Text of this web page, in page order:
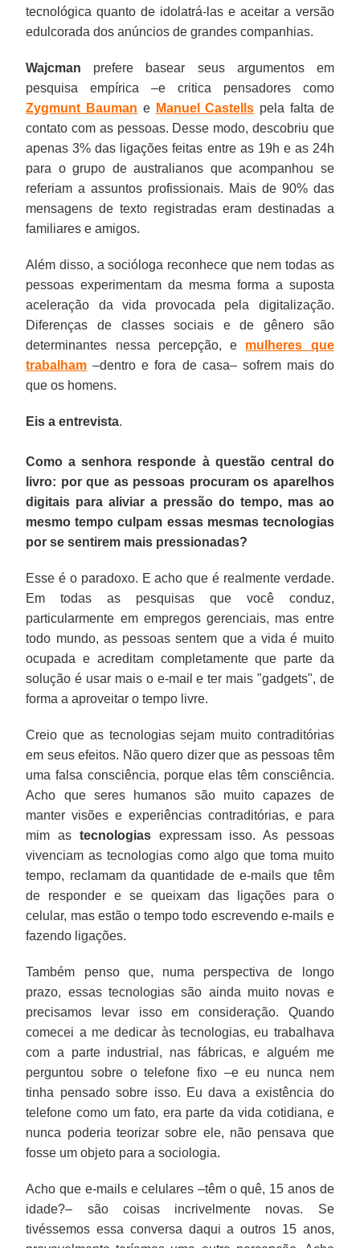
tecnológica quanto de idolatrá-las e aceitar a versão
edulcorada dos anúncios de grandes companhias.
Wajcman prefere basear seus argumentos em
pesquisa empírica –e critica pensadores como
Zygmunt Bauman e Manuel Castells pela falta de
contato com as pessoas. Desse modo, descobriu que
apenas 3% das ligações feitas entre as 19h e as 24h
para o grupo de australianos que acompanhou se
referiam a assuntos profissionais. Mais de 90% das
mensagens de texto registradas eram destinadas a
familiares e amigos.
Além disso, a socióloga reconhece que nem todas as
pessoas experimentam da mesma forma a suposta
aceleração da vida provocada pela digitalização.
Diferenças de classes sociais e de gênero são
determinantes nessa percepção, e mulheres que
trabalham –dentro e fora de casa– sofrem mais do
que os homens.
Eis a entrevista.
Como a senhora responde à questão central do
livro: por que as pessoas procuram os aparelhos
digitais para aliviar a pressão do tempo, mas ao
mesmo tempo culpam essas mesmas tecnologias
por se sentirem mais pressionadas?
Esse é o paradoxo. E acho que é realmente verdade.
Em todas as pesquisas que você conduz,
particularmente em empregos gerenciais, mas entre
todo mundo, as pessoas sentem que a vida é muito
ocupada e acreditam completamente que parte da
solução é usar mais o e-mail e ter mais "gadgets", de
forma a aproveitar o tempo livre.
Creio que as tecnologias sejam muito contraditórias
em seus efeitos. Não quero dizer que as pessoas têm
uma falsa consciência, porque elas têm consciência.
Acho que seres humanos são muito capazes de
manter visões e experiências contraditórias, e para
mim as tecnologiasexpressam isso. As pessoas
vivenciam as tecnologias como algo que toma muito
tempo, reclamam da quantidade de e-mails que têm
de responder e se queixam das ligações para o
celular, mas estão o tempo todo escrevendo e-mails e
fazendo ligações.
Também penso que, numa perspectiva de longo
prazo, essas tecnologias são ainda muito novas e
precisamos levar isso em consideração. Quando
comecei a me dedicar às tecnologias, eu trabalhava
com a parte industrial, nas fábricas, e alguém me
perguntou sobre o telefone fixo –e eu nunca nem
tinha pensado sobre isso. Eu dava a existência do
telefone como um fato, era parte da vida cotidiana, e
nunca poderia teorizar sobre ele, não pensava que
fosse um objeto para a sociologia.
Acho que e-mails e celulares –têm o quê, 15 anos de
idade?– são coisas incrivelmente novas. Se
tivéssemos essa conversa daqui a outros 15 anos,